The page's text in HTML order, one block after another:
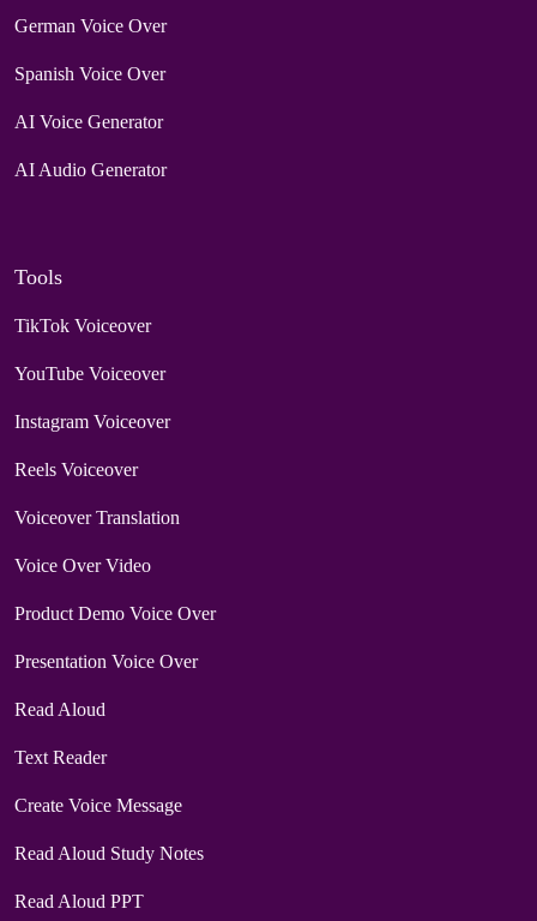
German Voice Over
Spanish Voice Over
AI Voice Generator
AI Audio Generator
Tools
TikTok Voiceover
YouTube Voiceover
Instagram Voiceover
Reels Voiceover
Voiceover Translation
Voice Over Video
Product Demo Voice Over
Presentation Voice Over
Read Aloud
Text Reader
Create Voice Message
Read Aloud Study Notes
Read Aloud PPT